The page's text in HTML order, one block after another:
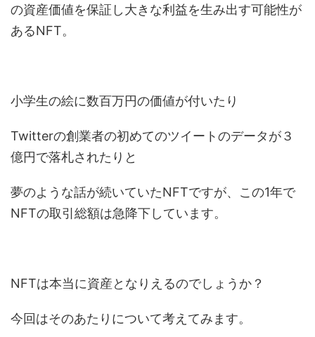
の資産価値を保証し大きな利益を生み出す可能性が
あるNFT。
小学生の絵に数百万円の価値が付いたり
Twitterの創業者の初めてのツイートのデータが３
億円で落札されたりと
夢のような話が続いていたNFTですが、この1年で
NFTの取引総額は急降下しています。
NFTは本当に資産となりえるのでしょうか？
今回はそのあたりについて考えてみます。